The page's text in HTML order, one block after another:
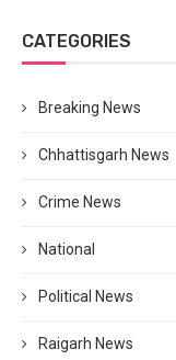
CATEGORIES
Breaking News
Chhattisgarh News
Crime News
National
Political News
Raigarh News